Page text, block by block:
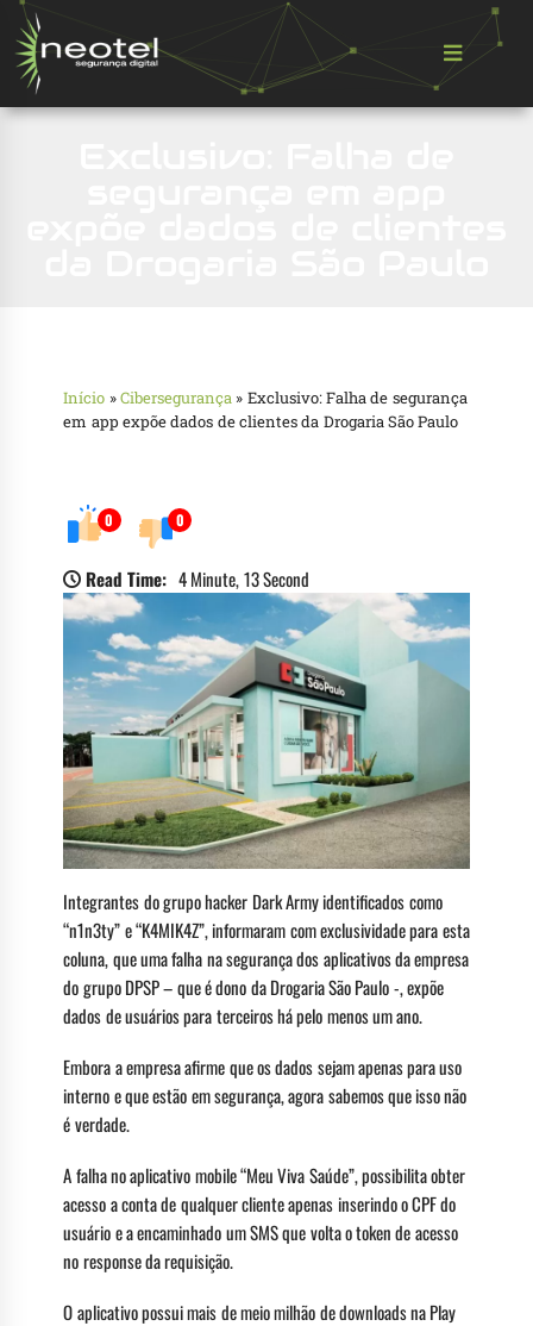
Início »Cibersegurança » Exclusivo: Falha de segurança
em app expõe dados de clientes da Drogaria São Paulo
0 0
Read Time: 4 Minute, 13 Second
Integrantes do grupo hacker Dark Army identificados como
“n1n3ty” e “K4MIK4Z”, informaram com exclusividade para esta
coluna, que uma falha na segurança dos aplicativos da empresa
do grupo DPSP – que é dono da Drogaria São Paulo -, expõe
dados de usuários para terceiros há pelo menos um ano.
Embora a empresa afirme que os dados sejam apenas para uso
interno e que estão em segurança, agora sabemos que isso não
é verdade.
A falha no aplicativo mobile “Meu Viva Saúde”, possibilita obter
acesso a conta de qualquer cliente apenas inserindo o CPF do
usuário e a encaminhado um SMS que volta o token de acesso
no response da requisição.
O aplicativo possui mais de meio milhão de downloads na Play